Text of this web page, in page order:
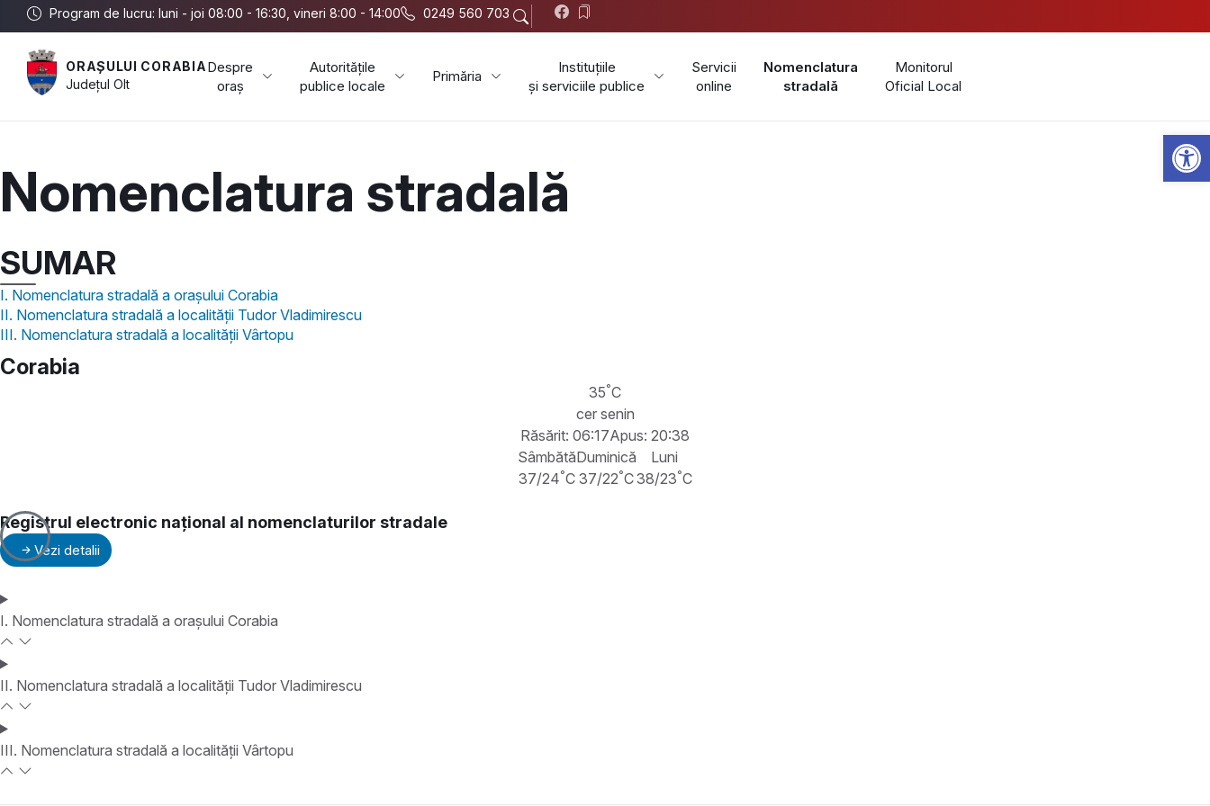
Program de lucru: luni - joi 08:00 - 16:30, vineri 8:00 - 14:00 0249 560 703
ORAȘULUI CORABIA
JudețulOlt
Despre
oraș
Autoritățile
publice locale
Primăria
Instituțiile
și serviciile publice
Servicii
online
Nomenclatura
stradală
Monitorul
Oficial Local
Nomenclatura stradală
SUMAR
I. Nomenclatura stradală a orașului Corabia
II. Nomenclatura stradală a localității Tudor Vladimirescu
III. Nomenclatura stradală a localității Vârtopu
Corabia
35°C
cer senin
Răsărit: 06:17Apus: 20:38
Sâmbătă
37/24°C
Duminică
37/22°C
Luni
38/23°C
Registrul electronic național al nomenclaturilor stradale
Vezi detalii
I. Nomenclatura stradală a orașului Corabia
II. Nomenclatura stradală a localității Tudor Vladimirescu
III. Nomenclatura stradală a localității Vârtopu